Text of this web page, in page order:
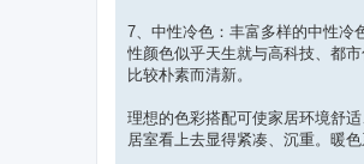
7、中性冷色：丰富多样的中性冷
性颜色似乎天生就与高科技、都
比较朴素而清新。
理想的色彩搭配可使家居环境舒
居室看上去显得紧凑、沉重。暖